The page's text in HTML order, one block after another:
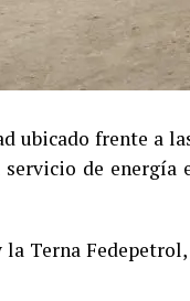
ubicado frente a
de energía
Terna Fedepetrol,